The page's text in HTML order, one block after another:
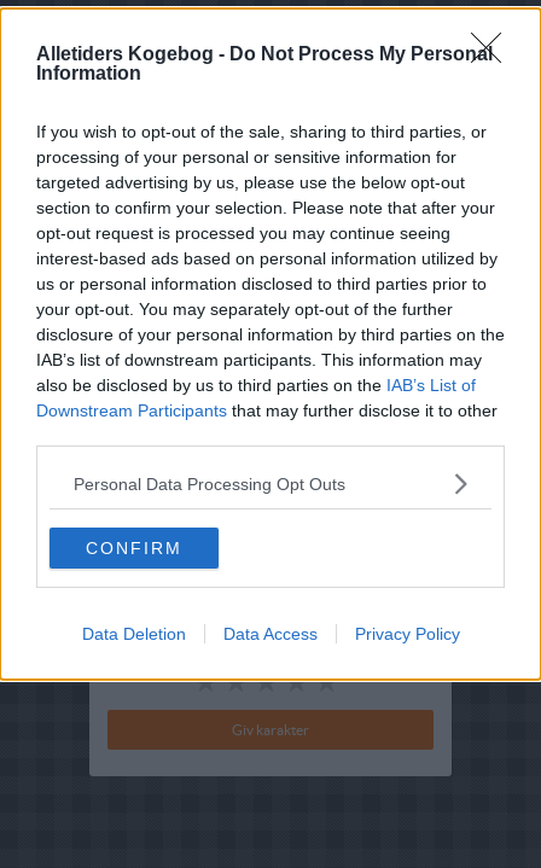
Alletiders Kogebog - Do Not Process My Personal
Information
If you wish to opt-out of the sale, sharing to third parties, or
processing of your personal or sensitive information for
targeted advertising by us, please use the below opt-out
section to confirm your selection. Please note that after your
opt-out request is processed you may continue seeing
interest-based ads based on personal information utilized by
us or personal information disclosed to third parties prior to
your opt-out. You may separately opt-out of the further
disclosure of your personal information by third parties on the
IAB’s list of downstream participants. This information may
also be disclosed by us to third parties on the IAB’s List of
Downstream Participants that may further disclose it to other
Personal Data Processing Opt Outs
CONFIRM
Data Deletion Data Access Privacy Policy
Opskriftsinfo
Saucer Diverse Varme Saucer / Sovser
Hovedingrediens :Diverse flydende produkter-
Bouillon
Oprindelsesland :Vietnam
Indsendt :2002-04-01
Bedøm retten
Brugernes vurdering:3.6(8stemmer)